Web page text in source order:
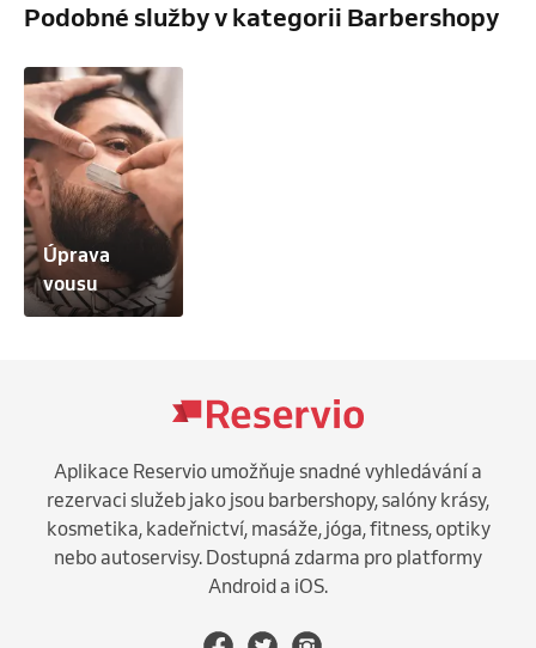
Podobné služby v kategorii Barbershopy
Úprava
vousu
Aplikace Reservio umožňuje snadné vyhledávání a
rezervaci služeb jako jsou barbershopy, salóny krásy,
kosmetika, kadeřnictví, masáže, jóga, fitness, optiky
nebo autoservisy. Dostupná zdarma pro platformy
Android a iOS.